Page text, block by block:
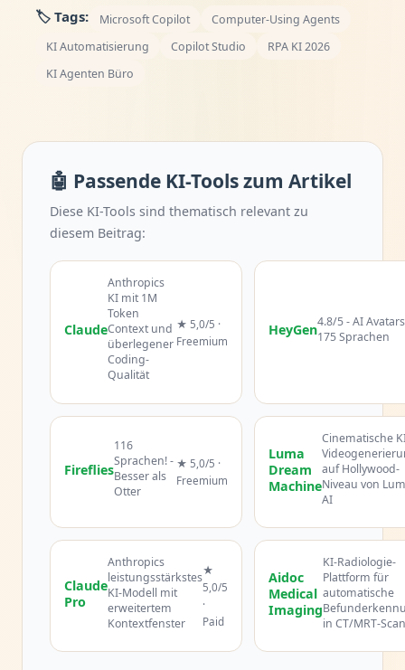
🏷️ Tags: Microsoft Copilot
Computer-Using Agents
KI Automatisierung
Copilot Studio
RPA KI 2026
KI Agenten Büro
🤖 Passende KI-Tools zum Artikel
Diese KI-Tools sind thematisch relevant zu
diesem Beitrag:
Claude
Anthropics
KI mit 1M
Token
Context und
überlegener
Coding-
Qualität
★ 5,0/5 ·
Freemium
HeyGen4.8/5 - AI
175 Sprachen
Fireflies
116
Sprachen! -
Besser als
Otter
★ 5,0/5 ·
Freemium
Luma
Dream
Machine
Cinematische
auf Hollywood-
Niveau von
AI
Claude
Pro
Anthropics
leistungsstärkstes
KI-Modell mit
erweitertem
Kontextfenster
★
5,0/5
·
Paid
Aidoc
Medical
Imaging
KI-Radiologie-
Plattform für
automatische
in CT/MRT-